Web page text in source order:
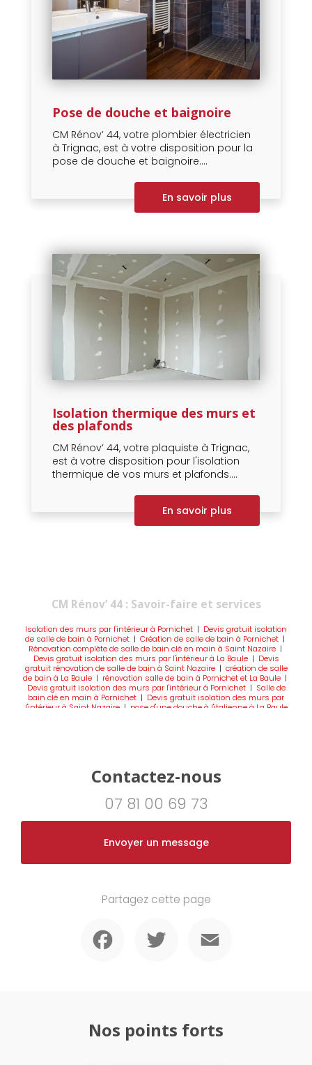
Pose de douche et baignoire
CM Rénov’ 44, votre plombier électricien
à Trignac, est à votre disposition pour la
pose de douche et baignoire....
En savoir plus
Isolation thermique des murs et
des plafonds
CM Rénov’ 44, votre plaquiste à Trignac,
est à votre disposition pour l'isolation
thermique de vos murs et plafonds....
En savoir plus
CM Rénov’ 44 : Savoir-faire et services
Isolation des murs par l'intérieur à Pornichet | Devis gratuit isolation
de salle de bain à Pornichet | Création de salle de bain à Pornichet |
Rénovation complète de salle de bain clé en main à Saint Nazaire|
Devis gratuit isolation des murs par l'intérieur à La Baule| Devis
gratuit rénovation de salle de bain à Saint Nazaire| création de salle
de bain à La Baule | rénovation salle de bain à Pornichet et La Baule |
Devis gratuit isolation des murs par l'intérieur à Pornichet| Salle de
bain clé en main à Pornichet | Devis gratuit isolation des murs par
l'intérieur à Saint Nazaire| pose d'une douche à l'italienne à La Baule
d'aménagement intérieur pour pose de cuisine à Trignac
Contactez-nous
07 81 00 69 73
Envoyer un message
Partagez cette page
Nos points forts